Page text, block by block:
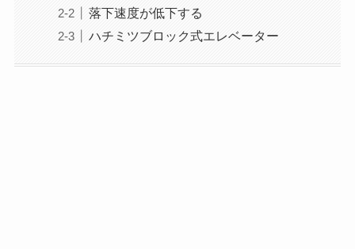
落下速度が低下する
ハチミツブロック式エレベーター